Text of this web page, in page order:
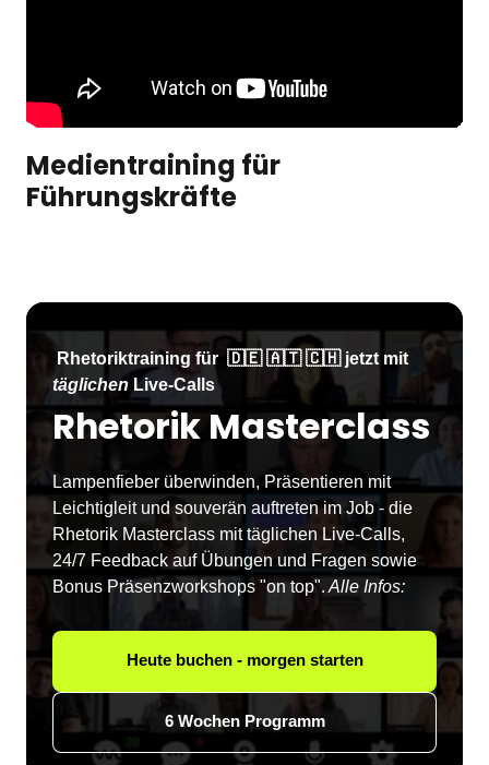
Medientraining für
Führungskräfte
täglichen Live-Calls
Rhetorik Masterclass
Lampenfieber überwinden, Präsentieren mit
Leichtigleit und souverän auftreten im Job - die
Rhetorik Masterclass mit täglichen Live-Calls,
24/7 Feedback auf Übungen und Fragen sowie
Bonus Präsenzworkshops "on top". Alle Infos:
Heute buchen - morgen starten
6 Wochen Programm